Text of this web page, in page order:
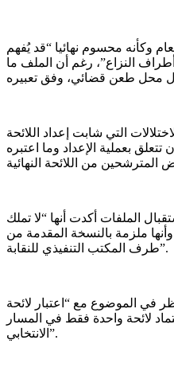
وكأنه محسوم نهائيا “قد يُفهم
النزاع”، رغم أن الملف ما
التي شابت إعداد اللائحة
تتعلق بعملية الإعداد وما اعتبره
الملفات أكدت أنها “لا تملك
وأنها ملزمة بالنسخة المقدمة من
طرف المكتب التنفيذي للنقابة”.
في الموضوع مع “اعتبار لائحة
لائحة واحدة فقط في المسار
الانتخابي”.